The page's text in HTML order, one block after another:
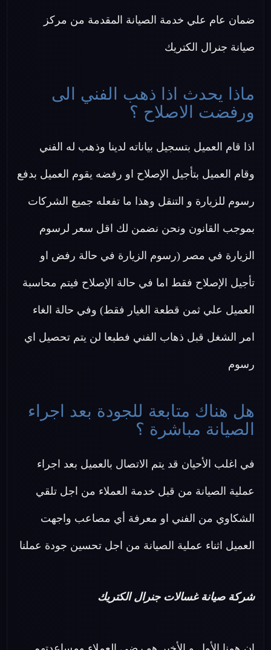
ضمان عام علي خدمة الصيانة المقدمة من مركز
صيانة جنرال الكتريك
ماذا يحدث اذا ذهب الفني الى
ورفضت الاصلاح ؟
اذا قام العميل بتسجيل بياناته لدينا وذهب له الفني
وقام العميل بتأجيل الإصلاح او رفضه يقوم العميل بدفع
رسوم للزيارة و التنقل وهذا ما تفعله جميع الشركات
بموجب القانون ونحن نضمن لك اقل سعر لرسوم
الزيارة في مصر (رسوم الزيارة في حالة رفض او
تأجيل الإصلاح فقط اما في حالة الإصلاح فيتم محاسبة
العميل علي ثمن قطعة الغيار فقط) وفي حالة الغاء
امر الشغل قبل ذهاب الفني فطبعا لن يتم تحصيل اي
رسوم
هل هناك متابعة للجودة بعد اجراء
الصيانة مباشرة ؟
في اغلب الأحيان قد يتم الاتصال بالعميل بعد اجراء
عملية الصيانة من قبل خدمة العملاء من اجل تلقي
الشكاوي من الفني او معرفة أي مصاعب واجهت
العميل اثناء عملية الصيانة من اجل تحسين جودة عملنا
شركة صيانة غسالات جنرال الكتريك